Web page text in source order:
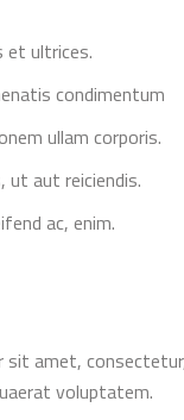
et ultrices.
condimentum
ullam corporis.
ut aut reiciendis.
ac, enim.
amet,
voluptatem.